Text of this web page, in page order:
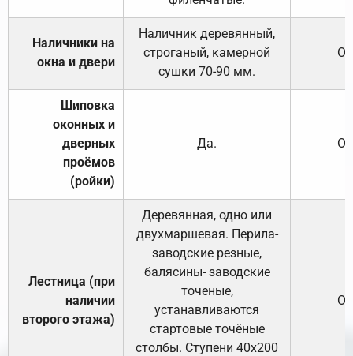
Наличники на
окна и двери
Наличник деревянный,
строганый, камерной
сушки 70-90 мм.
Шиповка
оконных и
дверных
проёмов
(ройки)
Да.
Лестница (при
наличии
второго этажа)
Деревянная, одно или
двухмаршевая. Перила-
заводские резные,
балясины- заводские
точеные,
устанавливаются
стартовые точёные
столбы. Ступени 40х200